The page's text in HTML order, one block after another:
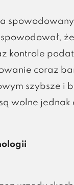
kontrole
coraz
szybsze i
wolne jednak